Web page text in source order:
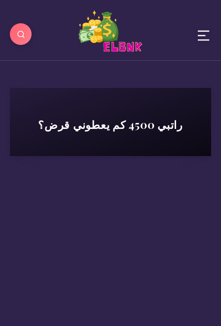
راتبي 4500 كم يعطوني قرض؟